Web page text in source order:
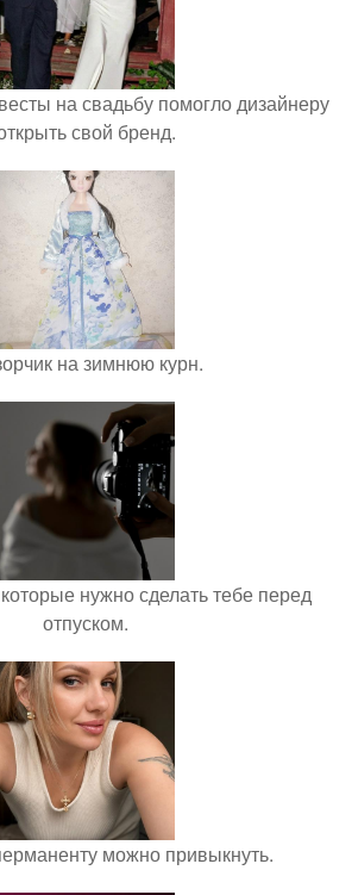
на свадьбу помогло дизайнеру
свой бренд.
на зимнюю курн.
нужно сделать тебе перед
отпуском.
можно привыкнуть.